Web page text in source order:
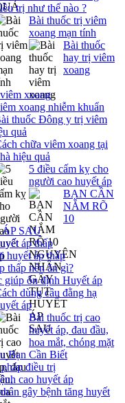
trị như thế nào ?
Bài thuốc trị viêm
xoang mạn tính
Bài thuốc
hay trị viêm
xoang
xoang
xoang nhiễm khuẩn
thuốc Đông y trị viêm
quả
chữa viêm xoang tại
hiệu quả
5 điều cấm kỵ cho
người cao huyết áp
BẠN CẦN
NẮM RÕ
10
SAU
áp thấp
huyết áp thấp
thấp nên ăn gì?
giúp ổn định Huyết áp
dùng câu đằng hạ
áp
Bài thuốc trị cao
huyết áp, đau đầu,
hoa mắt, chóng mặt
Bạn Cần Biết
điều trị
cao huyết áp
gây bệnh tăng huyết